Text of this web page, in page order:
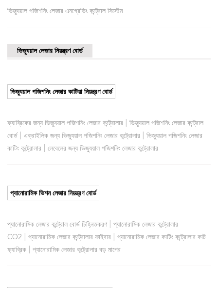
ভিজ্যুয়াল পজিশনিং লেজার এনগ্রেভিং কন্ট্রোল সিস্টেম
ভিজ্যুয়াল লেজার নিয়ন্ত্রণ বোর্ড
ভিজ্যুয়াল পজিশনিং লেজার কাটিয়া নিয়ন্ত্রণ বোর্ড
ফ্যাব্রিকের জন্য ভিজ্যুয়াল পজিশনিং লেজার কন্ট্রোলার
ভিজ্যুয়াল পজিশনিং লেজার কন্ট্রোল
বোর্ড| এক্রাইলিক জন্য ভিজ্যুয়াল পজিশনিং লেজার কন্ট্রোলার
ভিজ্যুয়াল পজিশনিং লেজার
কাটিং কন্ট্রোলার
লেবেলের জন্য ভিজ্যুয়াল পজিশনিং লেজার কন্ট্রোলার
প্যানোরামিক ভিশন লেজার নিয়ন্ত্রণ বোর্ড
প্যানোরামিক লেজার কন্ট্রোল বোর্ড চিহ্নিতকরণ| প্যানোরামিক লেজার কন্ট্রোলার
CO2
প্যানোরামিক লেজার কন্ট্রোলার ফাইবার
প্যানোরামিক লেজার কাটিং কন্ট্রোলার কাট
ফ্যাব্রিক
প্যানোরামিক লেজার কন্ট্রোলার বড় মাপের